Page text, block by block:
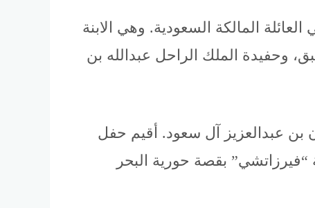
المالكة السعودية. وهي الابنة
وحفيدة الملك الراحل عبدالله بن
بن عبدالعزيز آل سعود. أقيم حفل
“فيرزاتشي” بقصة حورية البحر